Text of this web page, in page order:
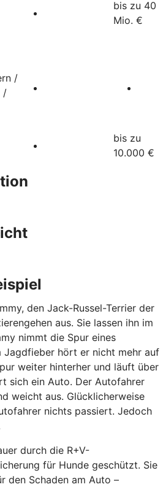
bis zu 40
Mio. €
/
/
bis zu
10.000 €
den Jack-Russel-Terrier der
aus. Sie lassen ihn im
nimmt die Spur eines
Jagdfieber hört er nicht mehr auf
weiter hinterher und läuft über
sich ein Auto. Der Autofahrer
weicht aus. Glücklicherweise
nichts passiert. Jedoch
durch die R+V-
für Hunde geschützt. Sie
den Schaden am Auto –